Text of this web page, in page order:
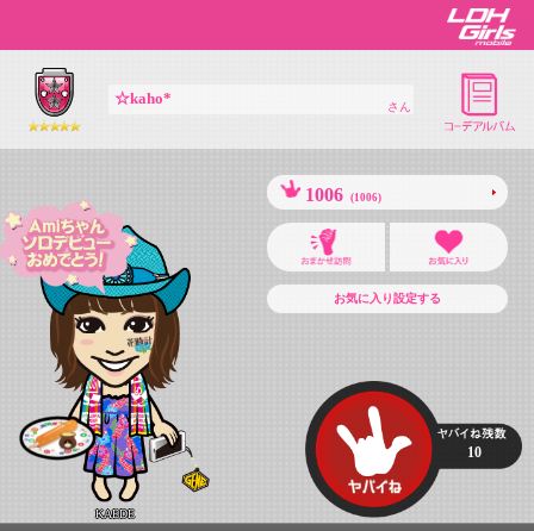
☆kaho* さん
KAEDE
1006 (1006)
お気に入り設定する
10